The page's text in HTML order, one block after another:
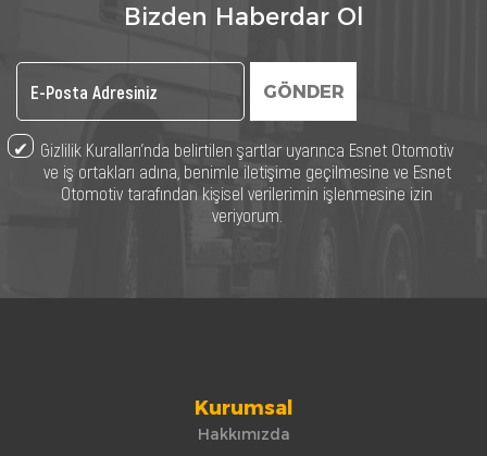
Bizden Haberdar Ol
GÖNDER
Gizlilik Kuralları’nda belirtilen şartlar uyarınca Esnet Otomotiv
ve iş ortakları adına, benimle iletişime geçilmesine ve Esnet
Otomotiv tarafından kişisel verilerimin işlenmesine izin
veriyorum.
Kurumsal
Hakkımızda